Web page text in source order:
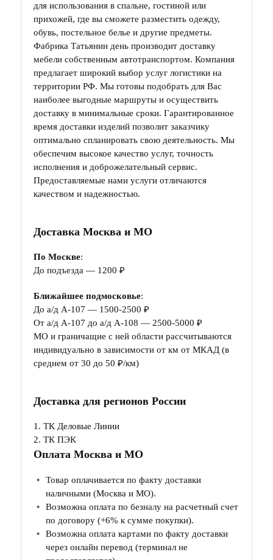
для использования в спальне, гостиной или
прихожей, где вы сможете разместить одежду,
обувь, постельное белье и другие предметы.
Фабрика Татьянин день производит доставку
мебели собственным автотранспортом. Компания
предлагает широкий выбор услуг логистики на
территории РФ. Мы готовы подобрать для Вас
наиболее выгодные маршруты и осуществить
доставку в минимальные сроки. Гарантированное
время доставки изделий позволит заказчику
оптимально спланировать свою деятельность. Мы
обеспечим высокое качество услуг, точность
исполнения и доброжелательный сервис.
Предоставляемые нами услуги отличаются
качеством и надежностью.
Доставка Москва и МО
По Москве:
До подъезда — 1200 ₽
Ближайшее подмосковье:
До а/д А-107 — 1500-2500 ₽
От а/д А-107 до а/д А-108 — 2500-5000 ₽
МО и граничащие с ней области рассчитываются
индивидуально в зависимости от км от МКАД (в
среднем от 30 до 50 ₽/км)
Доставка для регионов России
1. ТК Деловые Линии
2. ТК ПЭК
Оплата Москва и МО
Товар оплачивается по факту доставки
наличными (Москва и МО).
Возможна оплата по безналу на расчетный счет
по договору (+6% к сумме покупки).
Возможна оплата картами по факту доставки
через онлайн перевод (терминал не